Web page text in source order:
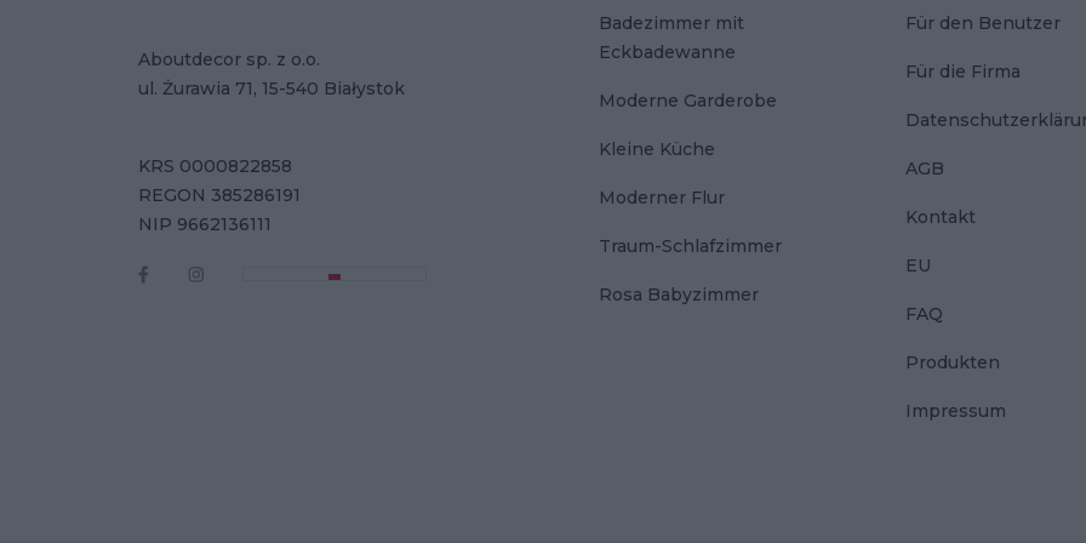
Badezimmer mit
Eckbadewanne
Moderne Garderobe
Kleine Küche
Moderner Flur
Traum-Schlafzimmer
Rosa Babyzimmer
Für den Benutzer
Für die Firma
AGB
Kontakt
EU
FAQ
Produkten
Impressum
Aboutdecor sp. z o.o.
ul. Żurawia 71, 15-540 Białystok
KRS 0000822858
REGON 385286191
NIP 9662136111